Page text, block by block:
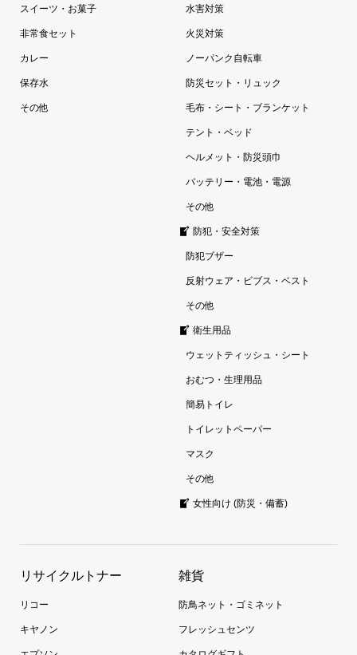
スイーツ・お菓子
非常食セット
カレー
保存水
その他
水害対策
火災対策
ノーパンク自転車
防災セット・リュック
毛布・シート・ブランケット
テント・ベッド
ヘルメット・防災頭巾
バッテリー・電池・電源
その他
防犯・安全対策
防犯ブザー
反射ウェア・ビブス・ベスト
その他
衛生用品
ウェットティッシュ・シート
おむつ・生理用品
簡易トイレ
トイレットペーパー
マスク
その他
女性向け (防災・備蓄)
リサイクルトナー
リコー
キヤノン
雑貨
防鳥ネット・ゴミネット
フレッシュセンツ